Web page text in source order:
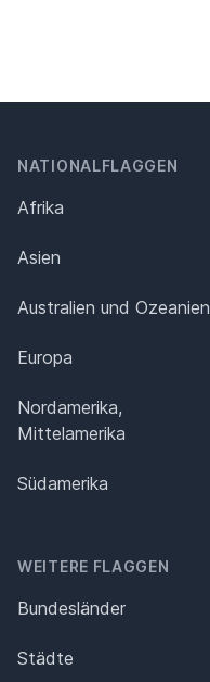
NATIONALFLAGGEN
Afrika
Asien
Australien und Ozeanien
Europa
Nordamerika,
Mittelamerika
Südamerika
WEITERE FLAGGEN
Bundesländer
Städte